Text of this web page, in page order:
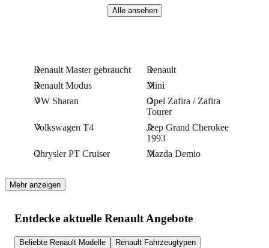
Alle ansehen
Renault Master gebraucht
Renault
Renault Modus
Mini
VW Sharan
Opel Zafira / Zafira
Tourer
Volkswagen T4
Jeep Grand Cherokee
1993
Chrysler PT Cruiser
Mazda Demio
Mehr anzeigen
Entdecke aktuelle Renault Angebote
Beliebte Renault Modelle Renault Fahrzeugtypen